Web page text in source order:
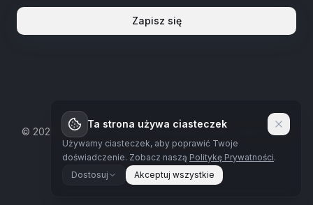
Zapisz się
© 2026 The Estate Warsaw.Wszystkie prawa zastrzeżone
Polityka prywatności
Ta strona używa ciasteczek
Używamy ciasteczek, aby poprawić Twoje
doświadczenie. Zobacz naszą Politykę Prywatności.
Dostosuj
Akceptuj wszystkie